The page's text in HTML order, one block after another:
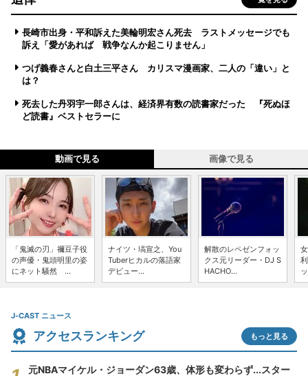
長崎市出身・平和訴えた美輪明宏さん死去 ラストメッセージでも
訴え「愛があれば 戦争なんか起こりません」
つげ義春さんと白土三平さん カリスマ漫画家、二人の「違い」と
は？
死去した丹羽宇一郎さんは、経済界有数の読書家だった 『死ぬほ
ど読書』ベストセラーに
動画で見る 画像で見る
「鬼滅の刃」禰豆子役
の声優・鬼頭明里の姿
にネット騒然 ...
ナイツ・塙宣之、You
Tuberヒカルの落語家
デビュー...
解散のレペゼンフォッ
クス元リーダー・DJ S
HACHO...
J-CAST ニュース
アクセスランキング もっと見る
元NBAマイケル・ジョーダン63歳、体形も変わらず...スター